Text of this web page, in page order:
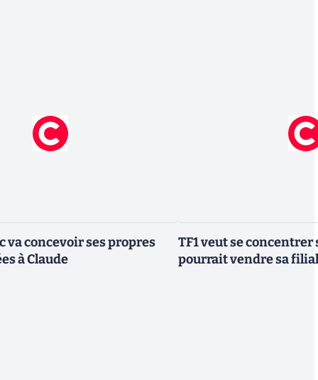
va concevoir ses propres
à Claude
TF1 veut se
pourrait vendre sa